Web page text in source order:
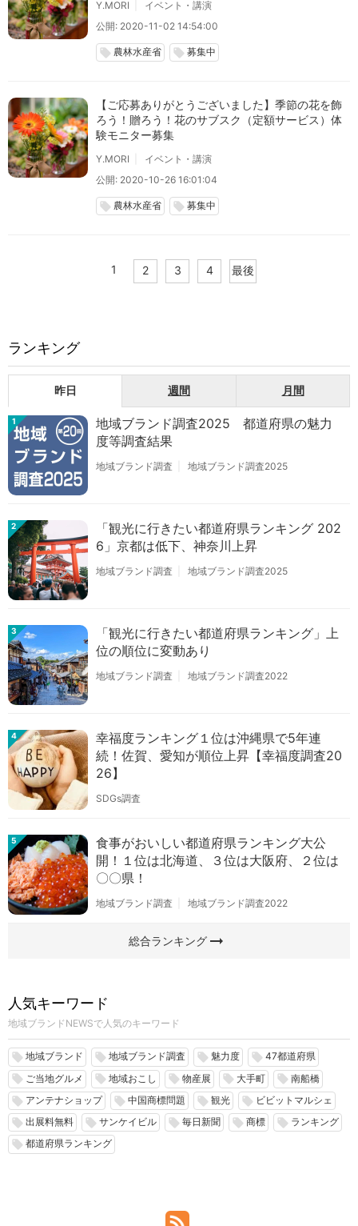
Y.MORI
イベント・講演
公開: 2020-11-02 14:54:00
local_offer 農林水産省 local_offer 募集中
【ご応募ありがとうございました】季節の花を飾
ろう！贈ろう！花のサブスク（定額サービス）体
験モニター募集
Y.MORI
イベント・講演
公開: 2020-10-26 16:01:04
local_offer 農林水産省 local_offer 募集中
1 2 3 4 最後
ランキング
昨日 週間 月間
1
地域ブランド調査2025 都道府県の魅力
度等調査結果
地域ブランド調査 地域ブランド調査2025
2
「観光に行きたい都道府県ランキング 202
6」京都は低下、神奈川上昇
地域ブランド調査 地域ブランド調査2025
3
「観光に行きたい都道府県ランキング」上
位の順位に変動あり
地域ブランド調査 地域ブランド調査2022
4
幸福度ランキング１位は沖縄県で5年連
続！佐賀、愛知が順位上昇【幸福度調査20
26】
SDGs調査
5
食事がおいしい都道府県ランキング大公
開！１位は北海道、３位は大阪府、２位は
〇〇県！
地域ブランド調査 地域ブランド調査2022
総合ランキングarrow_right_alt
人気キーワード
地域ブランドNEWSで人気のキーワード
local_offer 地域ブランド local_offer 地域ブランド調査 local_offer 魅力度 local_offer 47都道府県
local_offer ご当地グルメ local_offer 地域おこし local_offer 物産展 local_offer 大手町 local_offer 南船橋
local_offer アンテナショップ local_offer 中国商標問題 local_offer 観光 local_offer ビビットマルシェ
local_offer 出展料無料 local_offer サンケイビル local_offer 毎日新聞 local_offer 商標 local_offer ランキング
local_offer 都道府県ランキング